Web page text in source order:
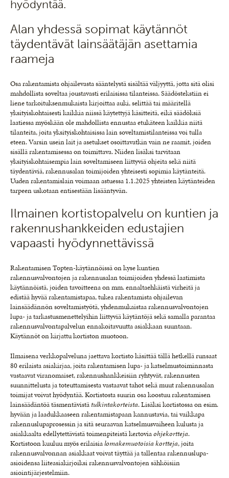
hyödyntää.
Alan yhdessä sopimat käytännöt
täydentävät lainsäätäjän asettamia
raameja
Osa rakentamista ohjailevasta sääntelystä sisältää väljyyttä, jotta sitä olisi
mahdollista soveltaa joustavasti erilaisissa tilanteissa. Säädöstekstiin ei
liene tarkoituksenmukaista kirjoittaa auki, selittää tai määritellä
yksityiskohtaisesti kaikkia niissä käytettyjä käsitteitä, eikä säädöksiä
laatiessa myöskään ole mahdollista ennustaa etukäteen kaikkia niitä
tilanteita, joita yksityiskohtaisissa lain soveltamistilanteissa voi tulla
eteen. Varsin usein lait ja asetukset osoittavatkin vain ne raamit, joiden
sisällä rakentamisessa on toimittava. Niiden lisäksi tarvitaan
yksityiskohtaisempia lain soveltamiseen liittyviä ohjeita sekä niitä
täydentäviä, rakennusalan toimijoiden yhteisesti sopimia käytänteitä.
Uuden rakentamislain voimaan astuessa 1.1.2025 yhteisten käytänteiden
tarpeen uskotaan entisestään lisääntyvän.
Ilmainen kortistopalvelu on kuntien ja
rakennushankkeiden edustajien
vapaasti hyödynnettävissä
Rakentamisen Topten-käytännöissä on kyse kuntien
rakennusvalvontojen ja rakennusalan toimijoiden yhdessä laatimista
käytännöistä, joiden tavoitteena on mm. ennaltaehkäistä virheitä ja
edistää hyvää rakentamistapaa, tukea rakentamista ohjailevan
lainsäädännön soveltamistyötä, yhdenmukaistaa rakennusvalvontojen
lupa- ja tarkastusmenettelyihin liittyviä käytäntöjä sekä samalla parantaa
rakennusvalvontapalvelun ennakoitavuutta asiakkaan suuntaan.
Käytännöt on kirjattu kortiston muotoon.
Ilmaisena verkkopalveluna jaettava kortisto käsittää tällä hetkellä runsaat
80 erilaista asiakirjaa, joita rakentamisen lupa- ja katselmustoiminnasta
vastaavat viranomaiset, rakennushankkeisiin ryhtyvät, rakennusten
suunnittelusta ja toteuttamisesta vastaavat tahot sekä muut rakennusalan
toimijat voivat hyödyntää. Kortistosta suurin osa koostuu rakentamisen
lainsäädäntöä täsmentävistä tulkintakorteista. Lisäksi kortistossa on esim.
hyvään ja laadukkaaseen rakentamistapaan kannustavia, tai vaikkapa
rakennuslupaprosessin ja sitä seuraavan katselmusvaiheen kulusta ja
asiakkaalta edellytettävistä toimenpiteistä kertoviaohjekortteja.
Kortistoon kuuluu myös erilaisialomakemuotoisia kortteja, joita
rakennusvalvonnan asiakkaat voivat täyttää ja tallentaa rakennuslupa-
asioidensa liiteasiakirjoiksi rakennusvalvontojen sähköisiin
asiointijärjestelmiin.